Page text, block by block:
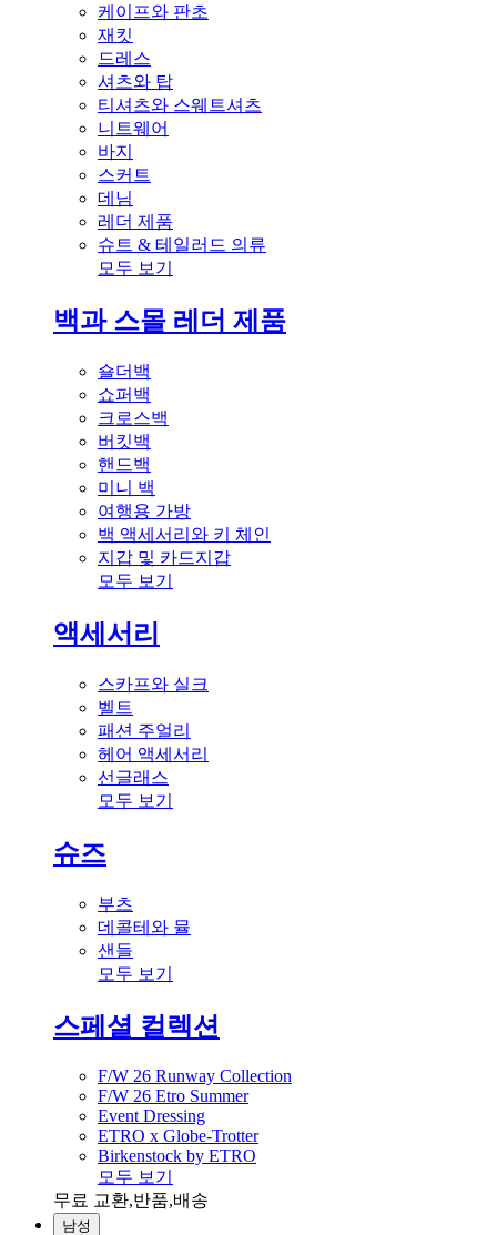
케이프와 판초
재킷
드레스
셔츠와 탑
티셔츠와 스웨트셔츠
니트웨어
바지
스커트
데님
레더 제품
슈트 & 테일러드 의류
모두 보기
백과 스몰 레더 제품
숄더백
쇼퍼백
크로스백
버킷백
핸드백
미니 백
여행용 가방
백 액세서리와 키 체인
지갑 및 카드지갑
모두 보기
액세서리
스카프와 실크
벨트
패션 주얼리
헤어 액세서리
선글래스
모두 보기
슈즈
부츠
데콜테와 뮬
샌들
모두 보기
스페셜 컬렉션
F/W 26 Runway Collection
F/W 26 Etro Summer
Event Dressing
ETRO x Globe-Trotter
Birkenstock by ETRO
모두 보기
무료 교환,반품,배송
남성